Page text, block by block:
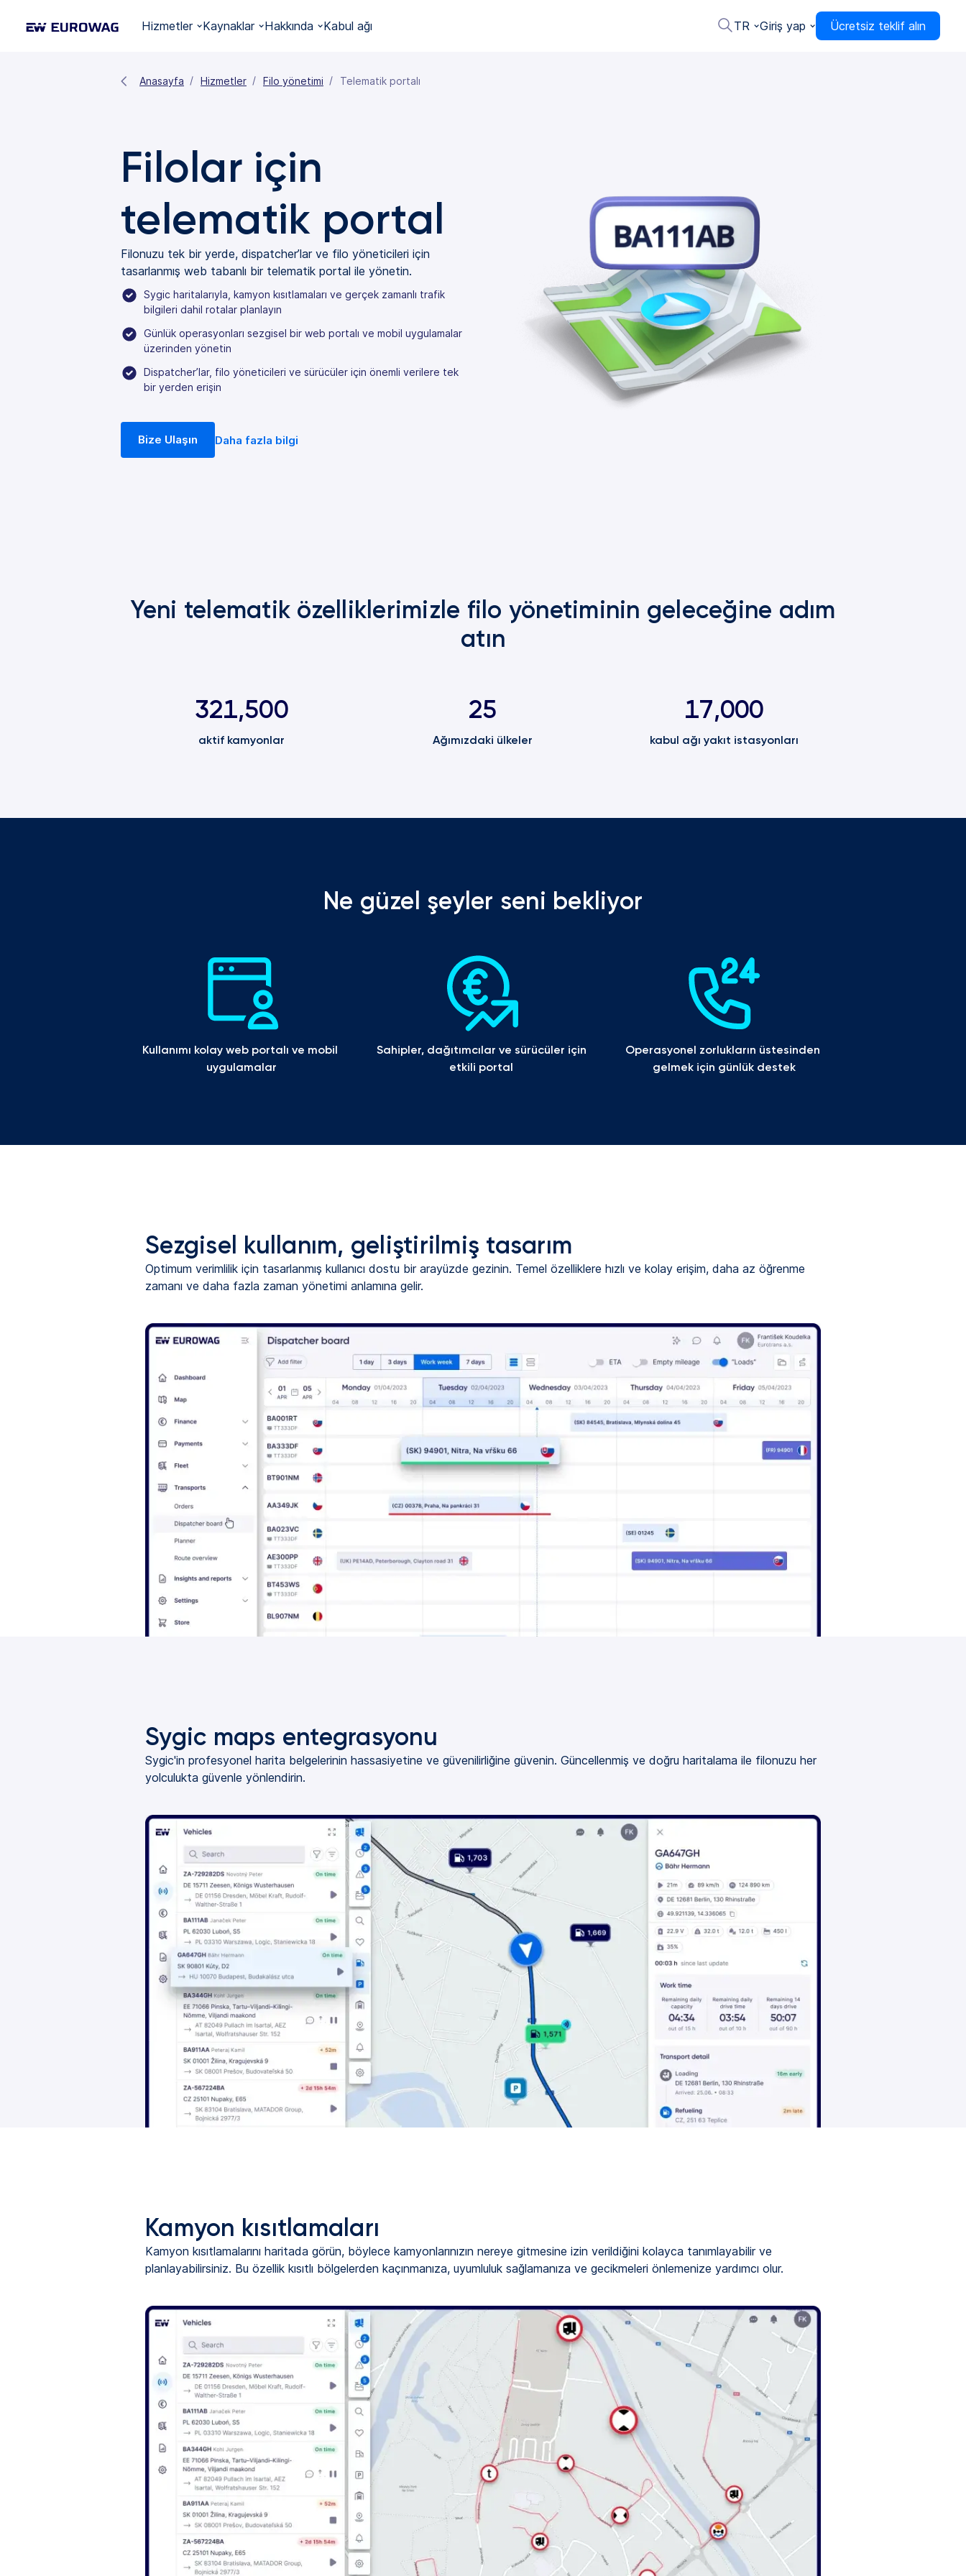
Hizmetler Kaynaklar Hakkında Kabul ağı TR Giriş yap Ücretsiz teklif alın
Anasayfa Hizmetler Filo yönetimi Telematik portalı
Filolar için
telematik portal
Filonuzu tek bir yerde, dispatcher’lar ve filo yöneticileri için
tasarlanmış web tabanlı bir telematik portal ile yönetin.
Sygic haritalarıyla, kamyon kısıtlamaları ve gerçek zamanlı trafik
bilgileri dahil rotalar planlayın
Günlük operasyonları sezgisel bir web portalı ve mobil uygulamalar
üzerinden yönetin
Dispatcher’lar, filo yöneticileri ve sürücüler için önemli verilere tek
bir yerden erişin
Bize Ulaşın Daha fazla bilgi
Yeni telematik özelliklerimizle filo yönetiminin geleceğine adım
atın
321,500
aktif kamyonlar
25
Ağımızdaki ülkeler
17,000
kabul ağı yakıt istasyonları
Ne güzel şeyler seni bekliyor
Kullanımı kolay web portalı ve mobil
uygulamalar
Sahipler, dağıtımcılar ve sürücüler için
etkili portal
Operasyonel zorlukların üstesinden
gelmek için günlük destek
Sezgisel kullanım, geliştirilmiş tasarım
Optimum verimlilik için tasarlanmış kullanıcı dostu bir arayüzde gezinin. Temel özelliklere hızlı ve kolay erişim, daha az öğrenme
zamanı ve daha fazla zaman yönetimi anlamına gelir.
Sygic maps entegrasyonu
Sygic'in profesyonel harita belgelerinin hassasiyetine ve güvenilirliğine güvenin. Güncellenmiş ve doğru haritalama ile filonuzu her
yolculukta güvenle yönlendirin.
Kamyon kısıtlamaları
Kamyon kısıtlamalarını haritada görün, böylece kamyonlarınızın nereye gitmesine izin verildiğini kolayca tanımlayabilir ve
planlayabilirsiniz. Bu özellik kısıtlı bölgelerden kaçınmanıza, uyumluluk sağlamanıza ve gecikmeleri önlemenize yardımcı olur.